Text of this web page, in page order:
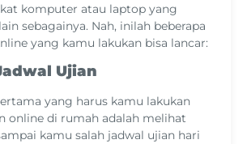
komputer atau laptop yang
sebagainya. Nah, inilah beberapa
yang kamu lakukan bisa lancar:
Ujian
yang harus kamu lakukan
online di rumah adalah melihat
kamu salah jadwal ujian hari